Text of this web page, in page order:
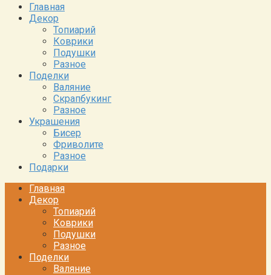
Главная
Декор
Топиарий
Коврики
Подушки
Разное
Поделки
Валяние
Скрапбукинг
Разное
Украшения
Бисер
Фриволите
Разное
Подарки
Главная
Декор
Топиарий
Коврики
Подушки
Разное
Поделки
Валяние